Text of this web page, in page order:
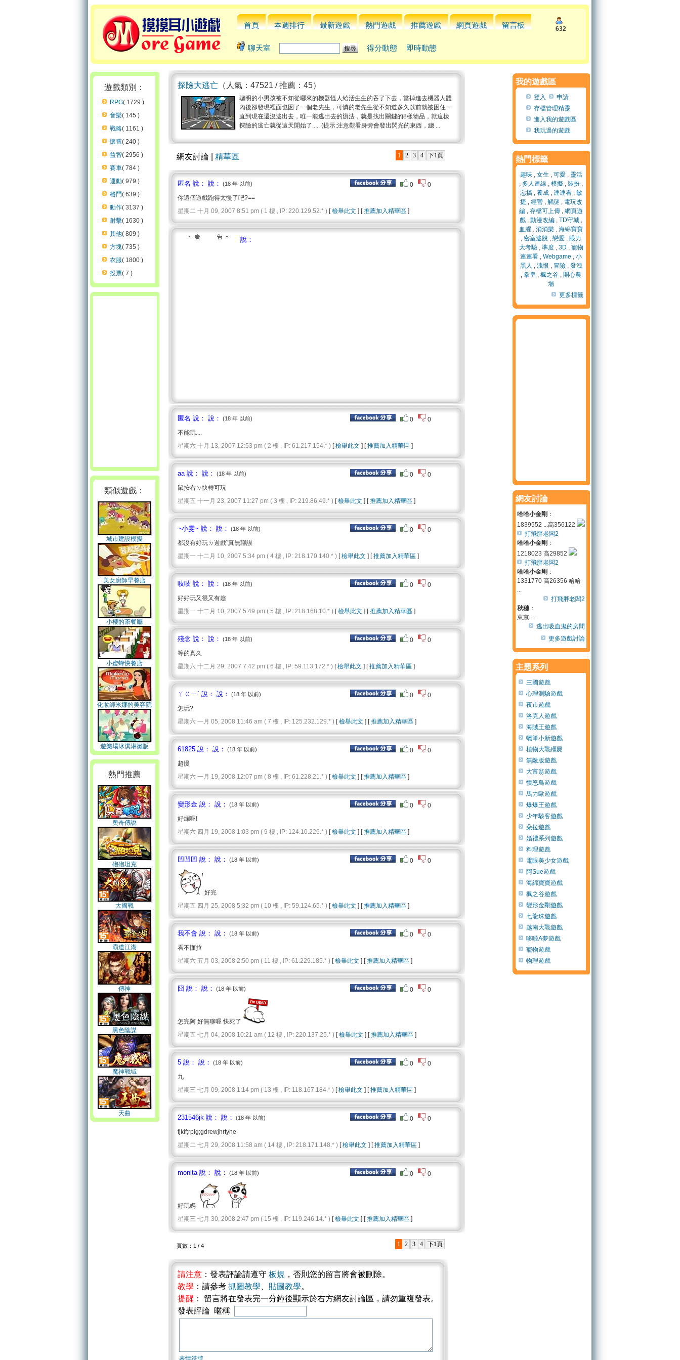
首頁 本週排行 最新遊戲 熱門遊戲 推薦遊戲 網頁遊戲 留言板 632
聊天室 得分動態 即時動態
遊戲類別：
RPG( 1729 )
音樂( 145 )
戰略( 1161 )
懷舊( 240 )
益智( 2956 )
賽車( 784 )
運動( 979 )
格鬥( 639 )
動作( 3137 )
射擊( 1630 )
其他( 809 )
方塊( 735 )
衣服( 1800 )
投票( 7 )
類似遊戲：
城市建設模擬
美女廚師早餐店
小櫻的茶餐廳
小蜜蜂快餐店
化妝師米娜的美容院
遊樂場冰淇淋攤販
熱門推薦
奧奇傳說
砲砲坦克
大國戰
霸道江湖
傳神
黑色陰謀
魔神戰域
天曲
探險大逃亡 （人氣：47521 / 推薦：45）
聰明的小男孩被不知從哪來的機器怪人給活生生的吞了下去，當掉進去機器人體
內後卻發現裡面也困了一個老先生，可憐的老先生從不知道多久以前就被困住一
直到現在還沒逃出去，唯一能逃出去的辦法，就是找出關鍵的8樣物品，就這樣
探險的逃亡就從這天開始了..... (提示:注意觀看身旁會發出閃光的東西，總 ...
網友討論 | 精華區 1 2 3 4 下1頁
匿名 說： 說： (18 年 以前) 0
0
你這個遊戲跑得太慢了吧?==
星期二 十月 09, 2007 8:51 pm ( 1 樓 , IP: 220.129.52.* ) [檢舉此文 ] [推薦加入精華區 ]
說：
匿名 說： 說： (18 年 以前) 0
0
不能玩....
星期六 十月 13, 2007 12:53 pm ( 2 樓 , IP: 61.217.154.* ) [檢舉此文 ] [推薦加入精華區 ]
aa 說： 說： (18 年 以前) 0
0
鼠按右ㄉ快轉可玩
星期五 十一月 23, 2007 11:27 pm ( 3 樓 , IP: 219.86.49.* ) [檢舉此文 ] [推薦加入精華區 ]
~小雯~ 說： 說： (18 年 以前) 0
0
都沒有好玩ㄉ遊戲ˇ真無聊誒
星期一 十二月 10, 2007 5:34 pm ( 4 樓 , IP: 218.170.140.* ) [檢舉此文 ] [推薦加入精華區 ]
吱吱 說： 說： (18 年 以前) 0
0
好好玩又很又有趣
星期一 十二月 10, 2007 5:49 pm ( 5 樓 , IP: 218.168.10.* ) [檢舉此文 ] [推薦加入精華區 ]
殘念 說： 說： (18 年 以前) 0
0
等的真久
星期六 十二月 29, 2007 7:42 pm ( 6 樓 , IP: 59.113.172.* ) [檢舉此文 ] [推薦加入精華區 ]
ㄚㄍㄧˋ 說： 說： (18 年 以前) 0
0
怎玩?
星期六 一月 05, 2008 11:46 am ( 7 樓 , IP: 125.232.129.* ) [檢舉此文 ] [推薦加入精華區 ]
61825 說： 說： (18 年 以前) 0
0
超慢
星期六 一月 19, 2008 12:07 pm ( 8 樓 , IP: 61.228.21.* ) [檢舉此文 ] [推薦加入精華區 ]
變形金 說： 說： (18 年 以前) 0
0
好爛喔!
星期六 四月 19, 2008 1:03 pm ( 9 樓 , IP: 124.10.226.* ) [檢舉此文 ] [推薦加入精華區 ]
凹凹凹 說： 說： (18 年 以前) 0 0
好完
星期五 四月 25, 2008 5:32 pm ( 10 樓 , IP: 59.124.65.* ) [檢舉此文 ] [推薦加入精華區 ]
我不會 說： 說： (18 年 以前) 0
0
看不懂拉
星期六 五月 03, 2008 2:50 pm ( 11 樓 , IP: 61.229.185.* ) [檢舉此文 ] [推薦加入精華區 ]
囧 說： 說： (18 年 以前) 0 0
怎完阿 好無聊喔 快死了
星期五 七月 04, 2008 10:21 am ( 12 樓 , IP: 220.137.25.* ) [檢舉此文 ] [推薦加入精華區 ]
5 說： 說： (18 年 以前) 0
0
九
星期三 七月 09, 2008 1:14 pm ( 13 樓 , IP: 118.167.184.* ) [檢舉此文 ] [推薦加入精華區 ]
231546jk 說： 說： (18 年 以前) 0
0
fjklf;rplg;gdrewjhrtyhe
星期二 七月 29, 2008 11:58 am ( 14 樓 , IP: 218.171.148.* ) [檢舉此文 ] [推薦加入精華區 ]
monita 說： 說： (18 年 以前) 0 0
好玩媽
星期三 七月 30, 2008 2:47 pm ( 15 樓 , IP: 119.246.14.* ) [檢舉此文 ] [推薦加入精華區 ]
頁數：1 / 4 1 2 3 4 下1頁
請注意 ：發表評論請遵守 板規 ，否則您的留言將會被刪除。
教學 ：請參考 抓圖教學 貼圖教學。
提醒 ： 留言將在發表完一分鐘後顯示於右方網友討論區，請勿重複發表。
發表評論 暱稱
表情符號
我的遊戲區
登入
申請
存檔管理精靈
進入我的遊戲區
我玩過的遊戲
熱門標籤
趣味, 女生 , 可愛, 靈活
, 多人連線 , 模擬 , 裝扮 ,
惡搞, 養成, 連連看, 敏
捷, 經營, 解謎 , 電玩改
編 , 存檔可上傳 , 網頁遊
戲 , 動漫改編 , TD守城 ,
血腥 , 消消樂 , 海綿寶寶
, 密室逃脫 , 戀愛 , 眼力
大考驗, 準度, 3D , 寵物
連連看 , Webgame , 小
黑人 , 洩恨 , 冒險, 發洩
, 拳皇 , 楓之谷 , 開心農
場
更多標籤
網友討論
哈哈小金剛 ：
1839552 ...高356122
打飛胖老闆2
哈哈小金剛 ：
1218023 高29852
打飛胖老闆2
哈哈小金剛 ：
1331770 高26356 哈哈
...
打飛胖老闆2
秋穗：
東京 ...
逃出吸血鬼的房間
更多遊戲討論
主題系列
三國遊戲
心理測驗遊戲
夜市遊戲
洛克人遊戲
海賊王遊戲
蠟筆小新遊戲
植物大戰殭屍
無敵版遊戲
大富翁遊戲
憤怒鳥遊戲
馬力歐遊戲
爆爆王遊戲
少年駭客遊戲
朵拉遊戲
婚禮系列遊戲
料理遊戲
電眼美少女遊戲
阿Sue遊戲
海綿寶寶遊戲
楓之谷遊戲
變形金剛遊戲
七龍珠遊戲
越南大戰遊戲
哆啦A夢遊戲
寵物遊戲
物理遊戲